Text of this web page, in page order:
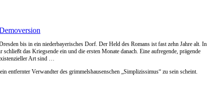
bis in ein niederbayerisches Dorf. Der Held des Romans ist fast zehn Jahre alt. In
das Kriegsende ein und die ersten Monate danach. Eine aufregende, prägende
Art sind …
entfernter Verwandter des grimmelshausenschen „Simplizissimus“ zu sein scheint.